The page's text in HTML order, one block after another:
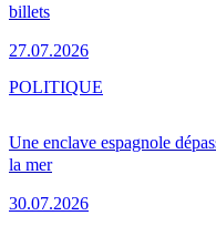
billets
27.07.2026
Une enclave espagnole
la mer
30.07.2026
POLITIQUE